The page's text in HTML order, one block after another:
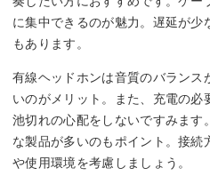
に集中できるのが魅力。遅延が少
もあります。
有線ヘッドホンは音質のバランス
いのがメリット。また、充電の
池切れの心配をしないですみます
な製品が多いのもポイント。接
や使用環境を考慮しましょう。